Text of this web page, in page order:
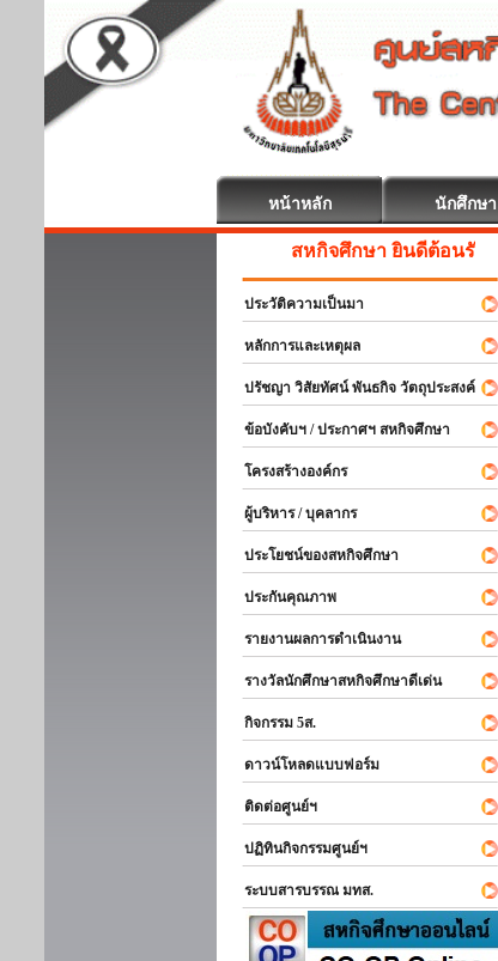
หน้าหลัก นักศึกษา
สหกิจศึกษา ยินดีต้อนรับ
ประวัติความเป็นมา
หลักการและเหตุผล
ปรัชญา วิสัยทัศน์ พันธกิจ วัตถุประสงค์
ข้อบังคับฯ / ประกาศฯ สหกิจศึกษา
โครงสร้างองค์กร
ผู้บริหาร / บุคลากร
ประโยชน์ของสหกิจศึกษา
ประกันคุณภาพ
รายงานผลการดำเนินงาน
รางวัลนักศึกษาสหกิจศึกษาดีเด่น
กิจกรรม 5ส.
ดาวน์โหลดแบบฟอร์ม
ติดต่อศูนย์ฯ
ปฏิทินกิจกรรมศูนย์ฯ
ระบบสารบรรณ มทส.